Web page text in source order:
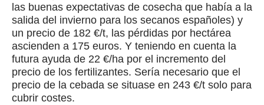
las buenas expectativas de cosecha que había a la
salida del invierno para los secanos españoles) y
un precio de 182 €/t, las pérdidas por hectárea
ascienden a 175 euros. Y teniendo en cuenta la
futura ayuda de 22 €/ha por el incremento del
precio de los fertilizantes. Sería necesario que el
precio de la cebada se situase en 243 €/t solo para
cubrir costes.